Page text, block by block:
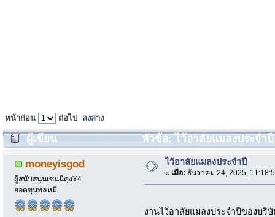
หน้าก่อน ต่อไป ลงล่าง
ผู้เขียน หัวข้อ: ไว้อาลัยแมลงประจำ
moneyisgod
ผู้สนับสนุนเซนนิคุงY4
ยอดขุนพลหมี
ไว้อาลัยแมลงประจำปี
« เมื่อ: ธันวาคม 24, 2025,
งานไว้อาลัยแมลงประจำปีของบริ